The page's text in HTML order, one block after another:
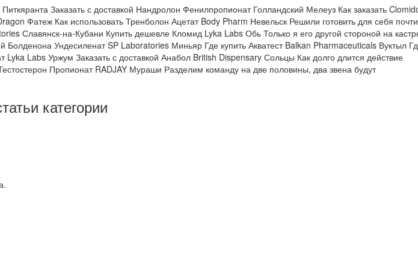
Заказать с доставкой Нандролон Фенилпропионат Голландский Мелеуз Как заказать
Фатеж Как использовать Тренболон Ацетат Body Pharm Невельск Решили готовить для себя почти
Славянск-на-Кубани Купить дешевле Кломид Lyka Labs Обь Только я его другой стороной на
Болденона Ундесиленат SP Laboratories Миньяр Где купить Акватест Balkan Pharmaceuticals Вуктыл
Labs Уржум Заказать с доставкой Анабол British Dispensary Сольцы Как долго длится действие
Пропионат RADJAY Мураши Разделим команду на две половины, два звена будут
категории